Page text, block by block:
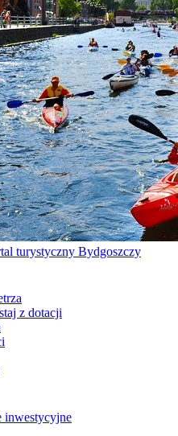
turystyczny Bydgoszczy
z dotacji
inwestycyjne